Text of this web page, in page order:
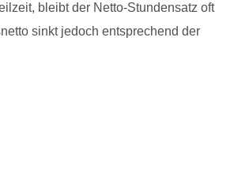
bleibt der Netto-Stundensatz oft
sinkt jedoch entsprechend der